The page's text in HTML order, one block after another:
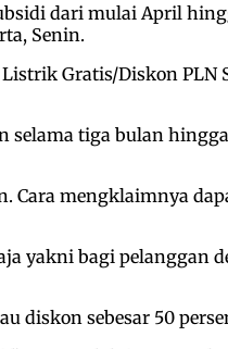
dari mulai April
Senin.
Gratis/Diskon PLN
tiga bulan
Cara mengklaimnya
yakni bagi pelanggan
diskon sebesar 50